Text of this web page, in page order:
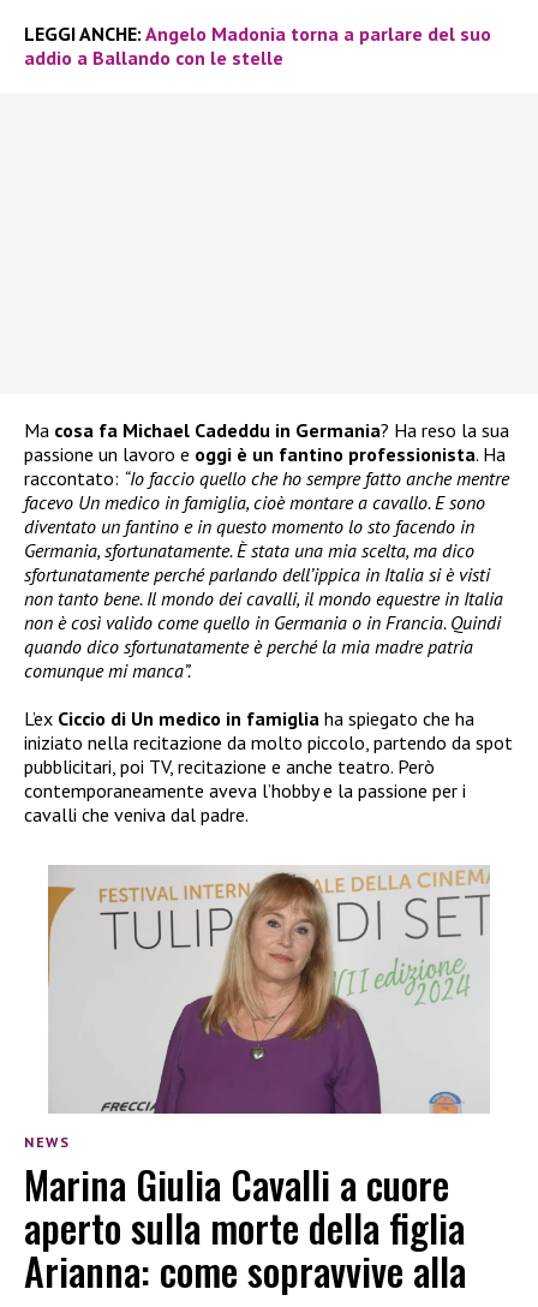
LEGGI ANCHE: Angelo Madonia torna a parlare del suo
addio a Ballando con le stelle
Ma cosa fa Michael Cadeddu in Germania? Ha reso la sua
passione un lavoro e oggi è un fantino professionista. Ha
raccontato: “Io faccio quello che ho sempre fatto anche mentre
facevo Un medico in famiglia, cioè montare a cavallo. E sono
diventato un fantino e in questo momento lo sto facendo in
Germania, sfortunatamente. È stata una mia scelta, ma dico
sfortunatamente perché parlando dell’ippica in Italia si è visti
non tanto bene. Il mondo dei cavalli, il mondo equestre in Italia
non è così valido come quello in Germania o in Francia. Quindi
quando dico sfortunatamente è perché la mia madre patria
comunque mi manca”.
L’ex Ciccio di Un medico in famiglia ha spiegato che ha
iniziato nella recitazione da molto piccolo, partendo da spot
pubblicitari, poi TV, recitazione e anche teatro. Però
contemporaneamente aveva l’hobby e la passione per i
cavalli che veniva dal padre.
NEWS
Marina Giulia Cavalli a cuore
aperto sulla morte della figlia
Arianna: come sopravvive alla